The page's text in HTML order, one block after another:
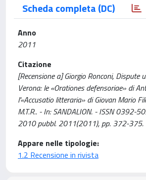
Scheda completa (DC)
Anno
2011
Citazione
[Recensione a] Giorgio Ronconi, Dispute
Verona: le «Orationes defensoriae» di
l'«Accusatio litteraria» di Giovan Mario
M.T.R.. - In: SANDALION. - ISSN 0392-
2010 pubbl. 2011(2011), pp. 372-375.
Appare nelle tipologie:
1.2 Recensione in rivista